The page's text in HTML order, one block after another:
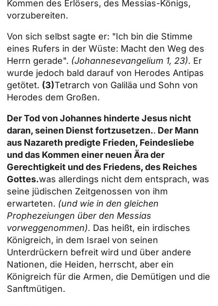
Kommen des Erlösers, des Messias-Königs,
vorzubereiten.
Von sich selbst sagte er: "Ich bin die Stimme
eines Rufers in der Wüste: Macht den Weg des
Herrn gerade". (Johannesevangelium 1, 23). Er
wurde jedoch bald darauf von Herodes Antipas
getötet. (3)Tetrarch von Galiläa und Sohn von
Herodes dem Großen.
Der Tod von Johannes hinderte Jesus nicht
daran, seinen Dienst fortzusetzen.. Der Mann
aus Nazareth predigte Frieden, Feindesliebe
und das Kommen einer neuen Ära der
Gerechtigkeit und des Friedens, des Reiches
Gottes.was allerdings nicht dem entsprach, was
seine jüdischen Zeitgenossen von ihm
erwarteten. (und wie in den gleichen
Prophezeiungen über den Messias
vorweggenommen). Das heißt, ein irdisches
Königreich, in dem Israel von seinen
Unterdrückern befreit wird und über andere
Nationen, die Heiden, herrscht, aber ein
Königreich für die Armen, die Demütigen und die
Sanftmütigen.